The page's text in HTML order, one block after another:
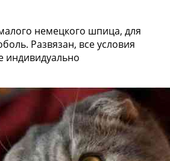
немецкого шпица, для
Развязан, все условия
индивидуально